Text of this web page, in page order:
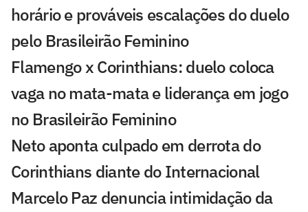
horário e prováveis escalações do duelo
pelo Brasileirão Feminino
Flamengo x Corinthians: duelo coloca
vaga no mata-mata e liderança em jogo
no Brasileirão Feminino
Neto aponta culpado em derrota do
Corinthians diante do Internacional
Marcelo Paz denuncia intimidação da